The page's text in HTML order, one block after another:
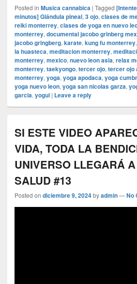
Posted in Musica cannabica | Tagged
minutos] Glándula pineal, 3 ojo, clases de
reiki monterrey, clases de yoga en nuevo
monterrey, documental jacobo grinberg
jacobo gringberg, karate, kung fu monterrey,
la huasteca, meditacion monterrey,
monterrey, mexico, nuevo leon asia, relax
monterrey, taekyongo, tercer ojo, tercer ojo
monterrey, yoga, yoga apodaca, yoga
yoga nuevo leon, yoga san nicolas garza,
garcia, yogui | Leave a reply
SI ESTE VIDEO
VIDA, TODA LA
UNIVERSO LLEGARÁ
SALUD #13
Posted on diciembre 9, 2024byadmin—No